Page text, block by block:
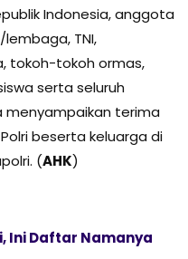
Indonesia, anggota
lembaga, TNI,
tokoh-tokoh ormas,
serta seluruh
menyampaikan terima
beserta keluarga di
(AHK)
Ini Daftar Namanya